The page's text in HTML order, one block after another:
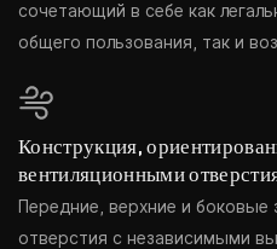
сочетающий в себе как
общего пользования, так и
Конструкция,
вентиляционными
переключателем.
Передние, верхние и боковые
отверстия с независимыми